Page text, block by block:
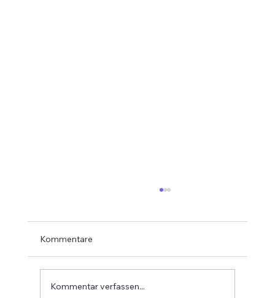
Kommentare
Kommentar verfassen...